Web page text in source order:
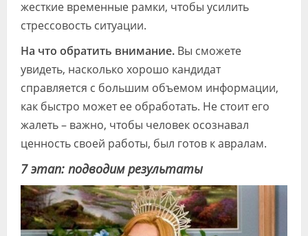
жесткие временные рамки, чтобы усилить
стрессовость ситуации.
На что обратить внимание. Вы сможете
увидеть, насколько хорошо кандидат
справляется с большим объемом информации,
как быстро может ее обработать. Не стоит его
жалеть – важно, чтобы человек осознавал
ценность своей работы, был готов к авралам.
7 этап: подводим результаты